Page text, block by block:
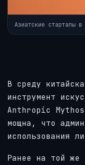
Азиатские стартапы
В среду
инструмент
Anthropic
мощна, что
использования
Ранее на той же